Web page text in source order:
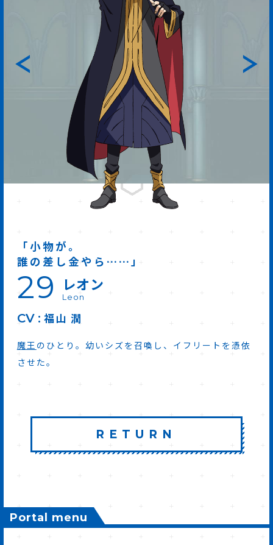
「小物が。
誰の差し金やら……」
29 レオン
Leon
CV 福山 潤
魔王 のひとり。幼いシズを召喚し、イフリートを憑依
させた。
RETURN
Portal menu